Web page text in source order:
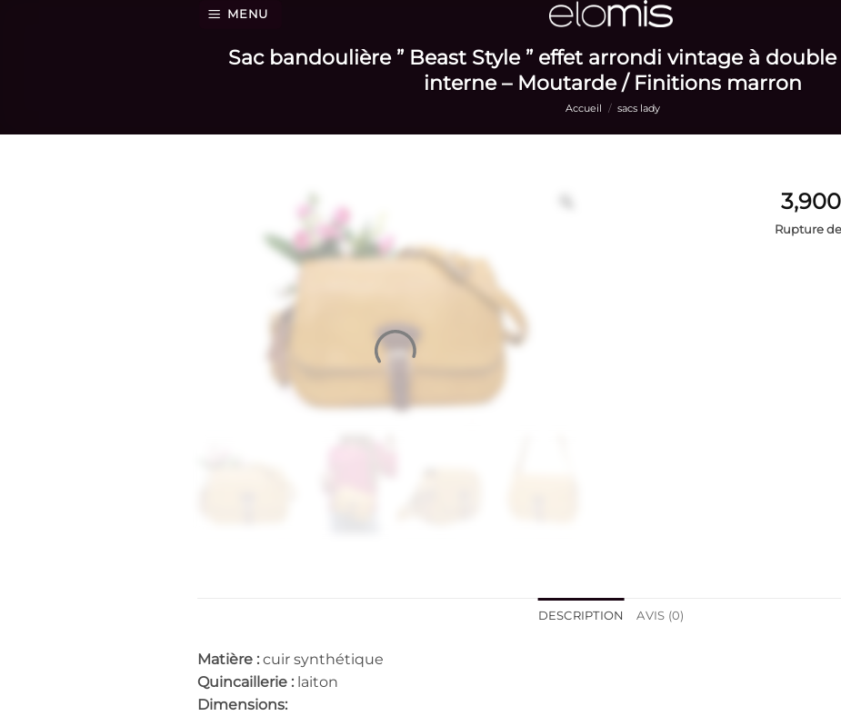
MENU
Sac bandoulière ” Beast Style ” effet arrondi vintage à
interne – Moutarde / Finitions marron
Accueil / sacs lady
Rupture
DESCRIPTION AVIS (0)
Matière : cuir synthétique
Quincaillerie : laiton
Dimensions: